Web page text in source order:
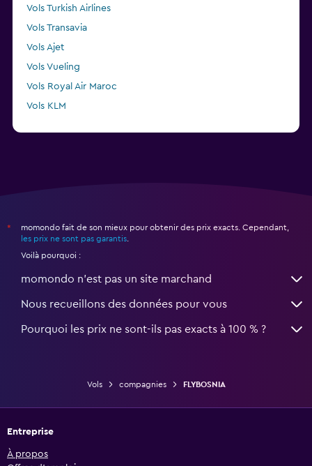
Vols Turkish Airlines
Vols Transavia
Vols Ajet
Vols Vueling
Vols Royal Air Maroc
Vols KLM
*
momondo fait de son mieux pour obtenir des prix exacts. Cependant,
les prix ne sont pas garantis
Voilà pourquoi :
momondo n'est pas un site marchand
Nous recueillons des données pour vous
Pourquoi les prix ne sont-ils pas exacts à 100 % ?
Vols compagnies FLYBOSNIA
Entreprise
À propos